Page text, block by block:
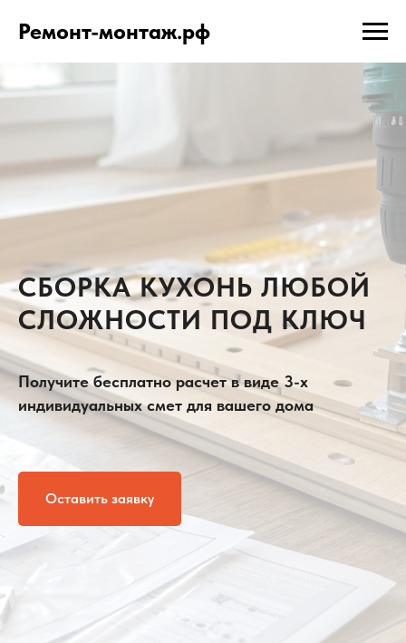
Ремонт-монтаж.рф
СБОРКА КУХОНЬ ЛЮБОЙ
СЛОЖНОСТИ ПОД КЛЮЧ
Получите бесплатно расчет в виде 3-х
индивидуальных смет для вашего дома
Оставить заявку